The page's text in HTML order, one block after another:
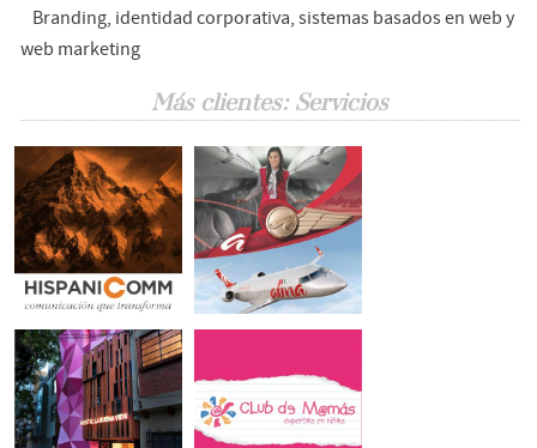
Branding, identidad corporativa, sistemas basados en web y
web marketing
Más clientes: Servicios